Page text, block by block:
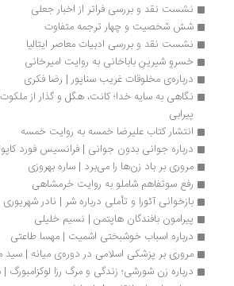
نشست نقد و بررسی فراتر از اخبار جعلی
شش شخصیت و چهار ترجمه متفاوت
نشست نقد و بررسی ادبیات معاصر ایتالیا
خسروِ شیرینِ باباخانی به روایت امیرخانی
درباره‌ی مخلوقات غریب سناپور | رضا فکری
انتشار کتاب علیرضا خمسه به روایت خمسه
درباره جوانی بدون جوانی | فرانسیس فورد کاپولا
مروری بر باد زن‌ها را می‌برد | ساره بهروزی
رفع سوتفاهم شاملو به روایت خرمشاهی
بازخوانی آئورا و تأملی درباره شر | نادر شهریوری
پیرامون بافندگان هاپتمن | نسیم خلیلی
درباره اسباب خوشبختی اشمیت | مهسا طاعتی
مروری بر پزشکی اسلامی در دوره‌ی میانه | سید
درباره زن شورشی؛ زندگی و مرگ رزا لوکزامبورگ | مریم